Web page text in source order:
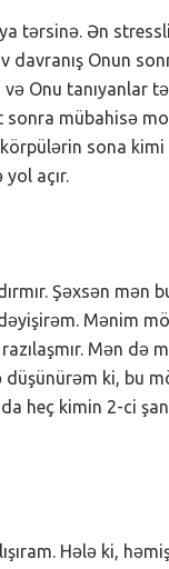
tərsinə. Ən
Onun
və Onu
mübahisə
sona
açır.
Şəxsən
Mənim
Mən
düşünürəm ki, bu
heç kimin 2-ci
Hələ ki,